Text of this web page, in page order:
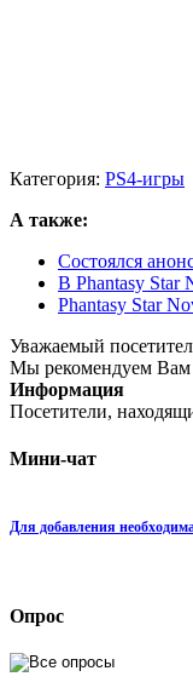
Категория: PS4-игры
А также:
Состоялся
В Phantasy Star
Phantasy Star
Уважаемый
Мы рекомендуем Вам
Информация
Посетители,
Мини-чат
Для добавления
Опрос